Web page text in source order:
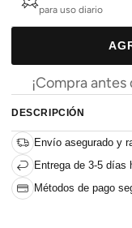
para uso diario
¡Compra
DESCRIPCIÓN
Envío asegurado y
Entrega de 3-5 días
Métodos de pago